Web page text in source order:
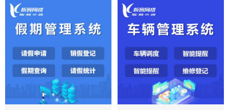
织单位，适配中标麒麟、银河麒
麟V10S、统信UOS等国产化操作
系统，支持阿里的OceanBase、
南大通用、金仓、达梦、神通数
据库，为客户提供一系列的软件
国产化解决方案。
理、备份和共享，让员工可以随
时访问并协同编辑文件，提高企
业的生产力和竞争力。
企业网盘系统的优势包括：
高效的协作：企业网盘系统支持
团队协作，员工可以在跨地域、
跨部门、跨平台的情况下进行文